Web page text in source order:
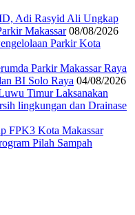
Adi Rasyid Ali Ungkap
Makassar 08/08/2026
Parkir Kota
Parkir Makassar Raya
BI Solo Raya 04/08/2026
Timur Laksanakan
lingkungan dan Drainase
FPK3 Kota Makassar
Pilah Sampah